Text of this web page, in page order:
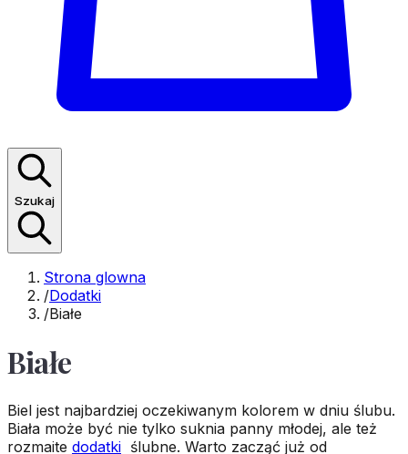
Szukaj
Strona glowna
/Dodatki
/Białe
Białe
Biel jest najbardziej oczekiwanym kolorem w dniu ślubu.
Biała może być nie tylko suknia panny młodej, ale też
rozmaite dodatki ślubne. Warto zacząć już od